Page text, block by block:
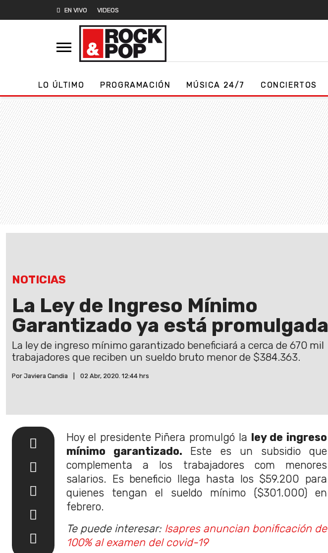
EN VIVO VIDEOS
LO ÚLTIMO PROGRAMACIÓN MÚSICA 24/7 CONCIERTOS
NOTICIAS
La Ley de Ingreso Mínimo
Garantizado ya está promulgada
La ley de ingreso mínimo garantizado beneficiará a cerca de 670 mil
trabajadores que reciben un sueldo bruto menor de $384.363.
Por Javiera Candia 02 Abr, 2020. 12:44 hrs
Hoy el presidente Piñera promulgó la
ley de ingreso
mínimo garantizado.
Este es un subsidio que
complementa a los trabajadores com menores
salarios. Es beneficio llega hasta los $59.200 para
quienes tengan el sueldo mínimo ($301.000) en
febrero.
Te puede interesar:Isapres anuncian bonificación de
100% al examen del covid-19